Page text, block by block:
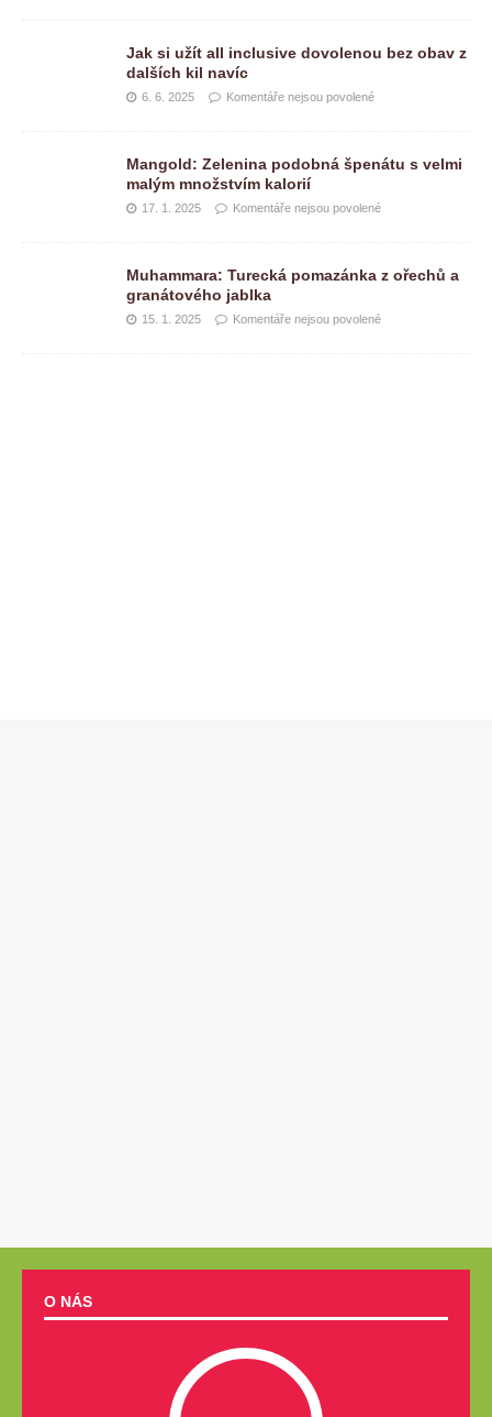
Jak si užít all inclusive dovolenou bez obav z
dalších kil navíc
6. 6. 2025 Komentáře nejsou povolené
Mangold: Zelenina podobná špenátu s velmi
malým množstvím kalorií
17. 1. 2025 Komentáře nejsou povolené
Muhammara: Turecká pomazánka z ořechů a
granátového jablka
15. 1. 2025 Komentáře nejsou povolené
O NÁS